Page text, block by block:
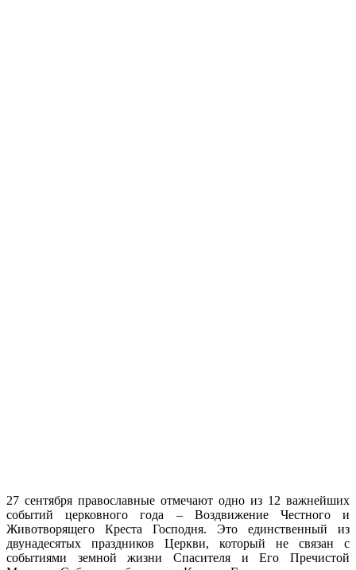
27 сентября православные отмечают одно из 12 важнейших
событий церковного года – Воздвижение Честного и
Животворящего Креста Господня. Это единственный из
двунадесятых праздников Церкви, который не связан с
событиями земной жизни Спасителя и Его Пречистой